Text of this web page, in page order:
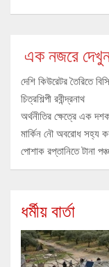
এক নজরে
দেশি কিউরেটর তৈরিতে
চিত্রশিল্পী রবীন্দ্রনাথ
অর্থনীতির ক্ষেত্রে এক
মার্কিন নৌ অবরোধ সহ্য
পোশাক রপ্তানিতে টানা
ধর্মীয় বার্তা